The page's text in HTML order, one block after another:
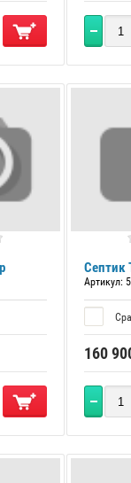
Септик
Артикул:
160